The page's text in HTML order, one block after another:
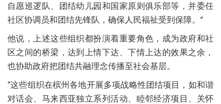
自愿巡逻队、团结幼儿园和国家原则俱乐部等，并委任
社区协调员和团结先锋队，确保人民福祉受到保障。”
他说，上述这些组织都扮演着重要角色，成为政府和社
区之间的桥梁，达到上情下达、下情上达的效果之余，
也协助政府把团结共融理念传播至社会基层。
“这些组织在槟州各地开展多项战略性团结项目，如和谐
对话会、马来西亚独立系列活动、睦邻经济项目、关怀